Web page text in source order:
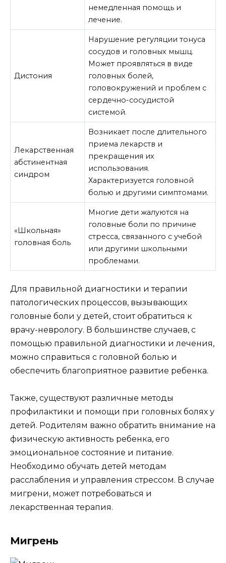
немедленная помощь и
лечение.
Дистония
Нарушение регуляции тонуса
сосудов и головных мышц.
Может проявляться в виде
головных болей,
головокружений и проблем с
сердечно-сосудистой
системой.
Лекарственная
абстинентная
синдром
Возникает после длительного
приема лекарств и
прекращения их
использования.
Характеризуется головной
болью и другими симптомами.
«Школьная»
головная боль
Многие дети жалуются на
головные боли по причине
стресса, связанного с учебой
или другими школьными
проблемами.
Для правильной диагностики и терапии
патологических процессов, вызывающих
головные боли у детей, стоит обратиться к
врачу-неврологу. В большинстве случаев, с
помощью правильной диагностики и лечения,
можно справиться с головной болью и
обеспечить благоприятное развитие ребенка.
Также, существуют различные методы
профилактики и помощи при головных болях у
детей. Родителям важно обратить внимание на
физическую активность ребенка, его
эмоциональное состояние и питание.
Необходимо обучать детей методам
расслабления и управления стрессом. В случае
мигрени, может потребоваться и
лекарственная терапия.
Мигрень